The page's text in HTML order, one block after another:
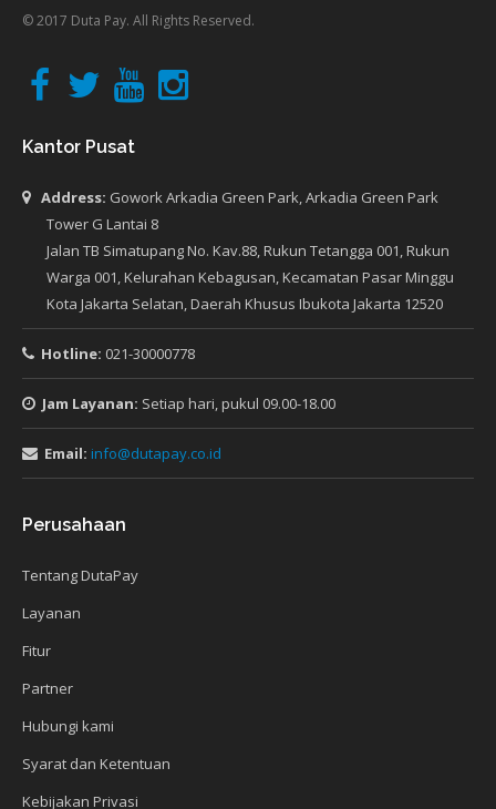
© 2017 Duta Pay. All Rights Reserved.
Kantor Pusat
Address: Gowork Arkadia Green Park, Arkadia Green Park
Tower G Lantai 8
Jalan TB Simatupang No. Kav.88, Rukun Tetangga 001, Rukun
Warga 001, Kelurahan Kebagusan, Kecamatan Pasar Minggu
Kota Jakarta Selatan, Daerah Khusus Ibukota Jakarta 12520
Hotline: 021-30000778
Jam Layanan: Setiap hari, pukul 09.00-18.00
Email: info@dutapay.co.id
Perusahaan
Tentang DutaPay
Layanan
Fitur
Partner
Hubungi kami
Syarat dan Ketentuan
Kebijakan Privasi